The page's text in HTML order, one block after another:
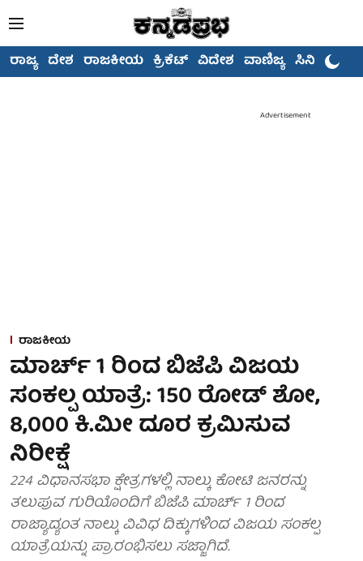
ರಾಜ್ಯ ದೇಶ ರಾಜಕೀಯ ಕ್ರಿಕೆಟ್ ವಿದೇಶ ವಾಣಿಜ್ಯ ಸಿನಿಮಾ
Advertisement
ರಾಜಕೀಯ
ಮಾರ್ಚ್ 1 ರಿಂದ ಬಿಜೆಪಿ ವಿಜಯ
ಸಂಕಲ್ಪ ಯಾತ್ರೆ: 150 ರೋಡ್ ಶೋ,
8,000 ಕಿ.ಮೀ ದೂರ ಕ್ರಮಿಸುವ
ನಿರೀಕ್ಷೆ
224 ವಿಧಾನಸಭಾ ಕ್ಷೇತ್ರಗಳಲ್ಲಿ ನಾಲ್ಕು ಕೋಟಿ ಜನರನ್ನು
ತಲುಪುವ ಗುರಿಯೊಂದಿಗೆ ಬಿಜೆಪಿ ಮಾರ್ಚ್ 1 ರಿಂದ
ರಾಜ್ಯಾದ್ಯಂತ ನಾಲ್ಕು ವಿವಿಧ ದಿಕ್ಕುಗಳಿಂದ ವಿಜಯ ಸಂಕಲ್ಪ
ಯಾತ್ರೆಯನ್ನು ಪ್ರಾರಂಭಿಸಲು ಸಜ್ಜಾಗಿದೆ.